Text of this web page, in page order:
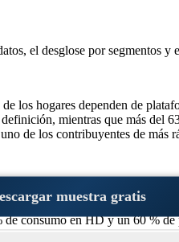
muestra gratis
el desglose por segmentos y
hogares dependen de
mientras que más del
de los contribuyentes de más
a 1613,13 mil millones de
múltiples dispositivos y 64 %
consumo en HD y un 60 %